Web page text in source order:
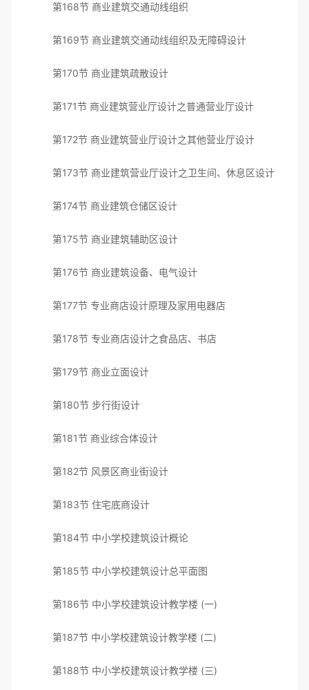
第168节 商业建筑交通动线组织
第169节 商业建筑交通动线组织及无障碍设计
第170节 商业建筑疏散设计
第171节 商业建筑营业厅设计之普通营业厅设计
第172节 商业建筑营业厅设计之其他营业厅设计
第173节 商业建筑营业厅设计之卫生间、休息区设计
第174节 商业建筑仓储区设计
第175节 商业建筑辅助区设计
第176节 商业建筑设备、电气设计
第177节 专业商店设计原理及家用电器店
第178节 专业商店设计之食品店、书店
第179节 商业立面设计
第180节 步行街设计
第181节 商业综合体设计
第182节 风景区商业街设计
第183节 住宅底商设计
第184节 中小学校建筑设计概论
第185节 中小学校建筑设计总平面图
第186节 中小学校建筑设计教学楼 (一)
第187节 中小学校建筑设计教学楼 (二)
第188节 中小学校建筑设计教学楼 (三)